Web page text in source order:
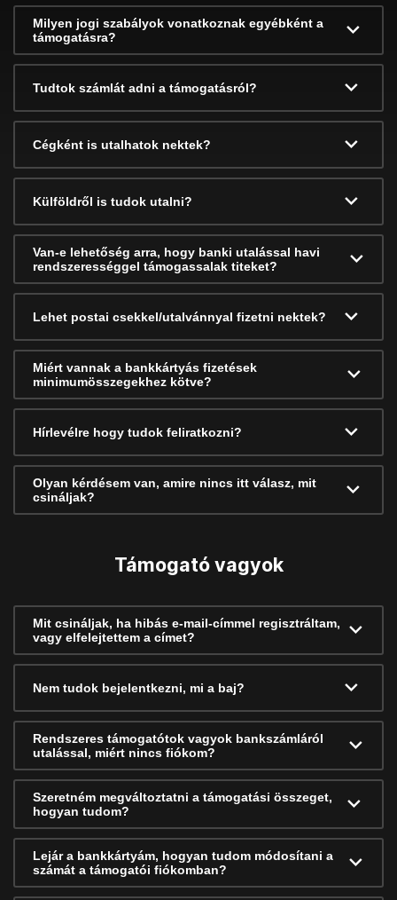
Milyen jogi szabályok vonatkoznak egyébként a
támogatásra?
Tudtok számlát adni a támogatásról?
Cégként is utalhatok nektek?
Külföldről is tudok utalni?
Van-e lehetőség arra, hogy banki utalással havi
rendszerességgel támogassalak titeket?
Lehet postai csekkel/utalvánnyal fizetni nektek?
Miért vannak a bankkártyás fizetések
minimumösszegekhez kötve?
Hírlevélre hogy tudok feliratkozni?
Olyan kérdésem van, amire nincs itt válasz, mit
csináljak?
Támogató vagyok
Mit csináljak, ha hibás e-mail-címmel regisztráltam,
vagy elfelejtettem a címet?
Nem tudok bejelentkezni, mi a baj?
Rendszeres támogatótok vagyok bankszámláról
utalással, miért nincs fiókom?
Szeretném megváltoztatni a támogatási összeget,
hogyan tudom?
Lejár a bankkártyám, hogyan tudom módosítani a
számát a támogatói fiókomban?